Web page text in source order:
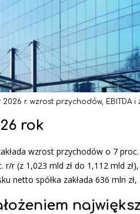
r. wzrost przychodów, EBITDA i
rok
wzrost przychodów o 7
r/r (z 1,023 mld zł do 1,112 mld
netto spółka zakłada 636 mln